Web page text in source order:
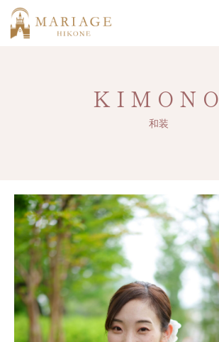
KIMONO
和装